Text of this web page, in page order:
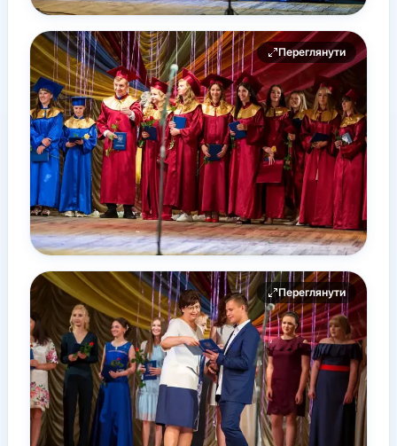
Переглянути
Переглянути